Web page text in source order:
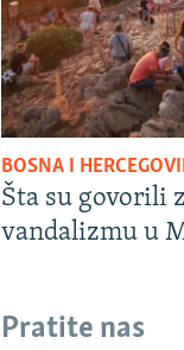
BOSNA I
Šta su govorili
vandalizmu u
Pratite nas